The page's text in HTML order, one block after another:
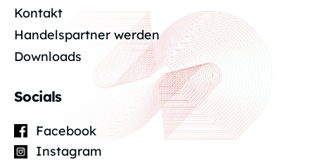
Kontakt
Handelspartner werden
Downloads
Socials
Facebook
Instagram